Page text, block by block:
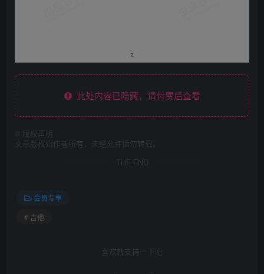
此处内容已隐藏，请付费后查看
版权声明
文章版权归作者所有，未经允许请勿转载。
THE END
会员专享
# 吉他
喜欢就支持一下吧